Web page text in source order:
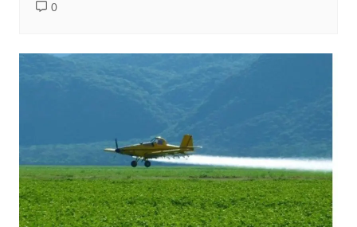
0